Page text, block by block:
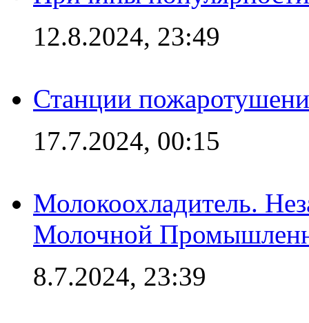
12.8.2024, 23:49
Станции
17.7.2024, 00:15
Молокоохладитель.
Молочной
8.7.2024, 23:39